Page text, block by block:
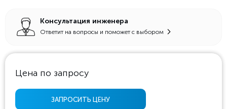
Консультация инженера
Ответит на вопросы и поможет с выбором
Цена по запросу
ЗАПРОСИТЬ ЦЕНУ